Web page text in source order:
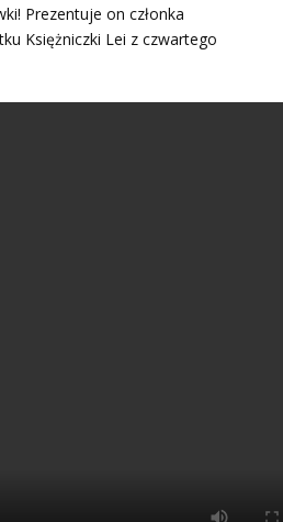
Prezentuje on członka
Księżniczki Lei z czwartego